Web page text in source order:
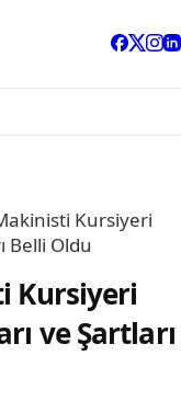
Kursiyeri
Belli Oldu
Kursiyeri
ve Şartları